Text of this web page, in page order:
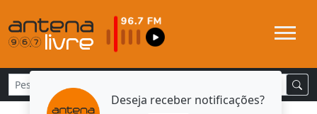
Deseja receber notificações?